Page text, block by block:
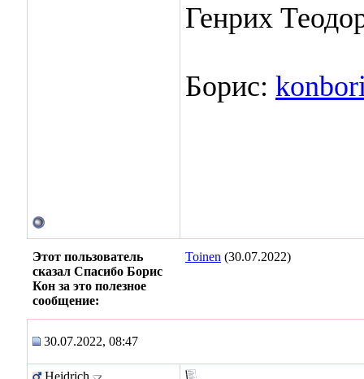
Генрих
Борис:
Этот пользователь
сказал Спасибо Борис
Кон за это полезное
сообщение:
Toinen (30.07.2022)
30.07.2022, 08:47
Heidrich